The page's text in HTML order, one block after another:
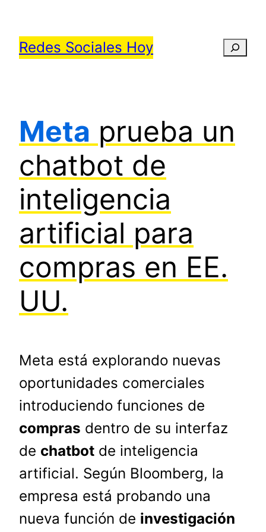
contenido
Redes Sociales Hoy
Meta prueba un
chatbot de
inteligencia
artificial para
compras en EE.
UU.
Meta está explorando nuevas
oportunidades comerciales
introduciendo funciones de
compras dentro de su interfaz
de chatbot de inteligencia
artificial. Según Bloomberg, la
empresa está probando una
nueva función de investigación